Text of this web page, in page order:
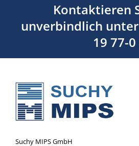
Kontaktieren
unverbindlich
19 77-0
Suchy MIPS GmbH